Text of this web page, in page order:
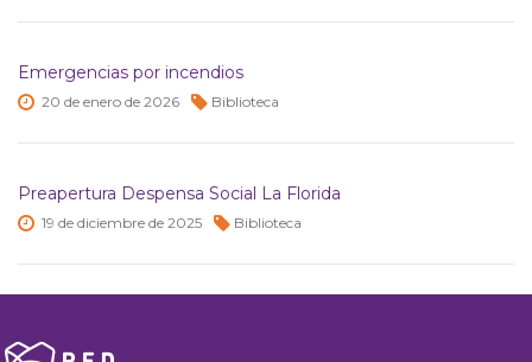
Emergencias por incendios
20 de enero de 2026 Biblioteca
Preapertura Despensa Social La Florida
19 de diciembre de 2025 Biblioteca